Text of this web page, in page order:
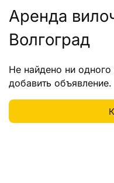
Аренда
Волгоград
Не найдено ни одного
добавить объявление.